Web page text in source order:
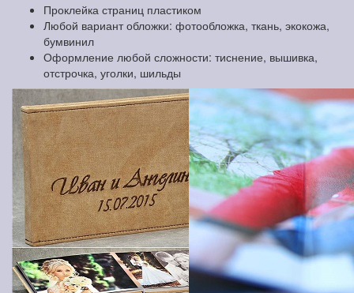
Проклейка страниц пластиком
Любой вариант обложки: фотообложка, ткань, экокожа,
бумвинил
Оформление любой сложности: тиснение, вышивка,
отстрочка, уголки, шильды